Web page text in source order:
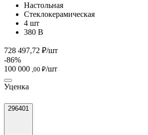
Настольная
Стеклокерамическая
4 шт
380 В
728 497,72 ₽/шт
-86%
100 000 ,00 ₽/шт
Уценка
296401